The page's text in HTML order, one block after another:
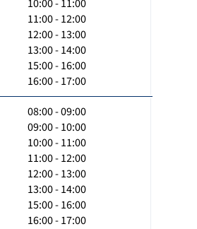
10:00 - 11:00
11:00 - 12:00
12:00 - 13:00
13:00 - 14:00
15:00 - 16:00
16:00 - 17:00
08:00 - 09:00
09:00 - 10:00
10:00 - 11:00
11:00 - 12:00
12:00 - 13:00
13:00 - 14:00
15:00 - 16:00
16:00 - 17:00